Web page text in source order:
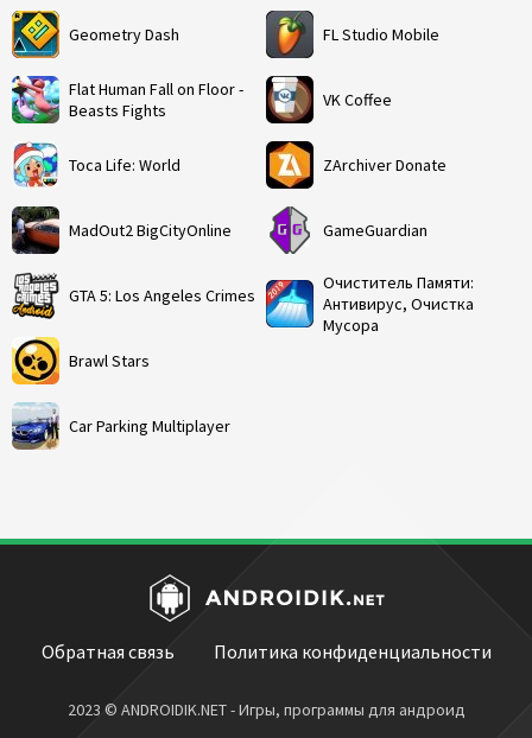
Geometry Dash
Flat Human Fall on Floor -
Beasts Fights
Toca Life: World
MadOut2 BigCityOnline
GTA 5: Los Angeles Crimes
Brawl Stars
Car Parking Multiplayer
FL Studio Mobile
VK Coffee
ZArchiver Donate
GameGuardian
Очиститель Памяти:
Антивирус, Очистка
Мусора
Обратная связь Политика конфиденциальности
2023 © ANDROIDIK.NET - Игры, программы для андроид